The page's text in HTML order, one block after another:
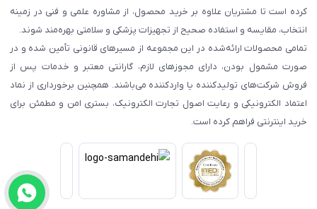
کرده است تا مشتریان علاوه بر خرید محصول، از مشاوره علمی و فنی در زمینه
انتخاب، مقایسه و استفاده صحیح از تجهیزات پزشکی و سلامتی بهره‌مند شوند.
تمامی محصولات ارائه‌شده در این مجموعه از مسیرهای قانونی تأمین شده و در
صورت مشمول بودن، دارای مجوزهای لازم، گارانتی معتبر و خدمات پس از
فروش شرکت‌های تولیدکننده یا واردکننده می‌باشند. همچنین برخورداری از نماد
اعتماد الکترونیکی و رعایت اصول تجارت الکترونیک، بستری امن و مطمئن برای
خرید اینترنتی فراهم کرده است.